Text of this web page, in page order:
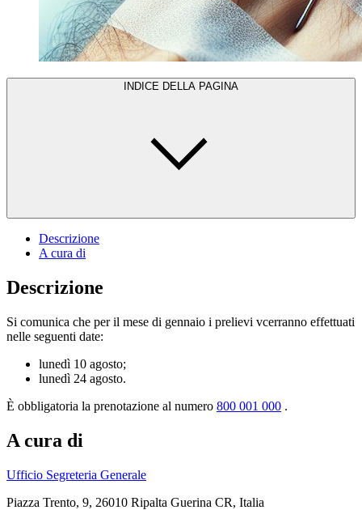
INDICE DELLA PAGINA
Descrizione
A cura di
Descrizione
Si comunica che per il mese di gennaio i prelievi vcerranno effettuati
nelle seguenti date:
lunedì 10 agosto;
lunedì 24 agosto.
È obbligatoria la prenotazione al numero 800 001 000 .
A cura di
Ufficio Segreteria Generale
Piazza Trento, 9, 26010 Ripalta Guerina CR, Italia